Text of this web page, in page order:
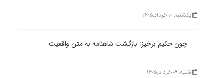
یکشنبه, ۱۰ خرداد,۱۴۰۵
چون حکیم برخیز: بازگشت شاهنامه به متن واقعیت
شنبه, ۰۹ خرداد,۱۴۰۵